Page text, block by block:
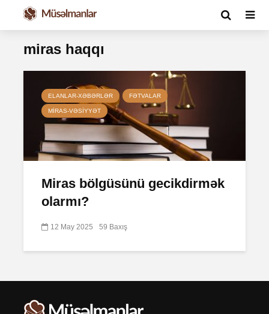
miras haqqı
ELANLAR-XƏBƏRLƏR FƏTVALAR
MIRAS-VƏSIYYƏT
Miras bölgüsünü gecikdirmək
olarmı?
12 May 2025 59 Baxış